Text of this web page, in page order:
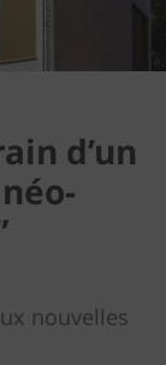
d’un
nouvelles